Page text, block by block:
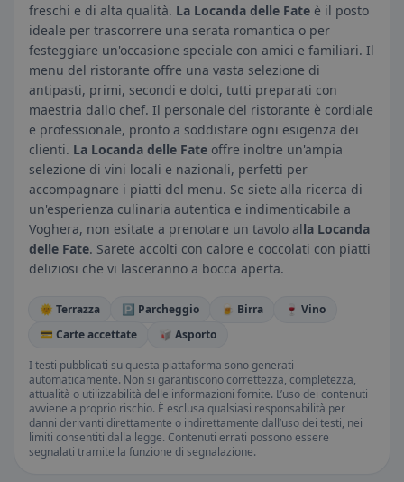
freschi e di alta qualità. La Locanda delle Fate è il posto
ideale per trascorrere una serata romantica o per
festeggiare un'occasione speciale con amici e familiari. Il
menu del ristorante offre una vasta selezione di
antipasti, primi, secondi e dolci, tutti preparati con
maestria dallo chef. Il personale del ristorante è cordiale
e professionale, pronto a soddisfare ogni esigenza dei
clienti. La Locanda delle Fate offre inoltre un'ampia
selezione di vini locali e nazionali, perfetti per
accompagnare i piatti del menu. Se siete alla ricerca di
un'esperienza culinaria autentica e indimenticabile a
Voghera, non esitate a prenotare un tavolo alla Locanda
delle Fate. Sarete accolti con calore e coccolati con piatti
deliziosi che vi lasceranno a bocca aperta.
🌞 Terrazza 🅿️ Parcheggio 🍺 Birra
🍷 Vino
💳 Carte accettate
🥡 Asporto
I testi pubblicati su questa piattaforma sono generati
automaticamente. Non si garantiscono correttezza, completezza,
attualità o utilizzabilità delle informazioni fornite. L’uso dei contenuti
avviene a proprio rischio. È esclusa qualsiasi responsabilità per
danni derivanti direttamente o indirettamente dall’uso dei testi, nei
limiti consentiti dalla legge. Contenuti errati possono essere
segnalati tramite la funzione di segnalazione.